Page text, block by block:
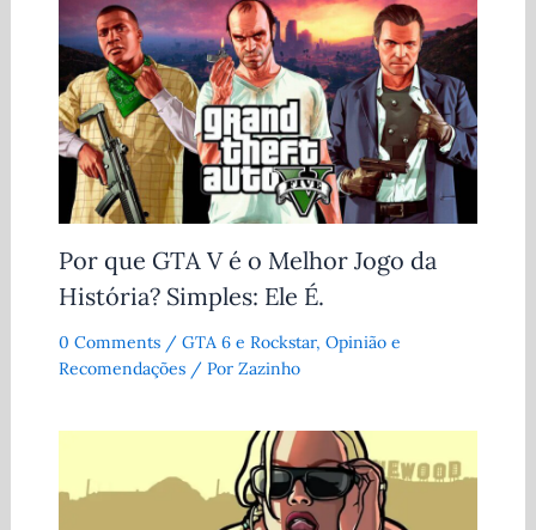
Por que GTA V é o Melhor Jogo da
História? Simples: Ele É.
0 Comments / GTA 6 e Rockstar, Opinião e
Recomendações/ Por Zazinho